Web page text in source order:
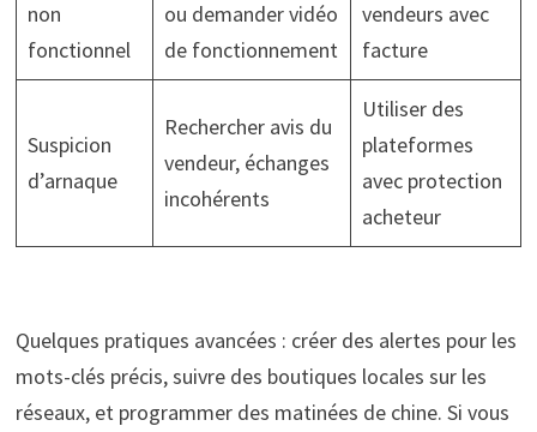
non
fonctionnel
ou demander vidéo
de fonctionnement
vendeurs avec
facture
Suspicion
d’arnaque
Rechercher avis du
vendeur, échanges
incohérents
Utiliser des
plateformes
avec protection
acheteur
Quelques pratiques avancées : créer des alertes pour les
mots-clés précis, suivre des boutiques locales sur les
réseaux, et programmer des matinées de chine. Si vous